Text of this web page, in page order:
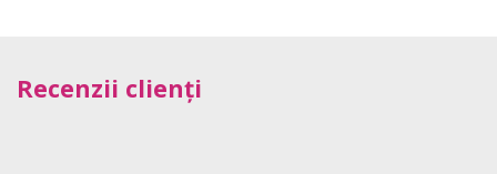
Recenzii clienți